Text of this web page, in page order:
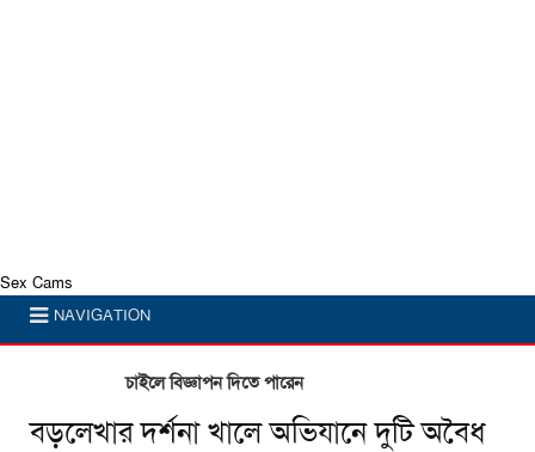
Sex Cams
NAVIGATION
চাইলে বিজ্ঞাপন দিতে পারেন
বড়লেখার দর্শনা খালে অভিযানে দুটি অবৈধ